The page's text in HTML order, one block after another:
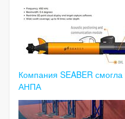
Компания SEABER
АНПА